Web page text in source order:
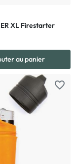
XL Firestarter
au panier
favorite_border